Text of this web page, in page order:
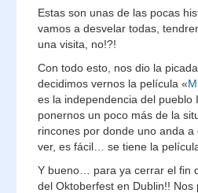
Estas son unas de las pocas
vamos a desvelar todas,
una visita, no!?!
Con todo esto, nos dio la
decidimos vernos la película «
es la independencia del
ponernos un poco más de la
rincones por donde uno anda
ver, es fácil… se tiene la
Y bueno… para ya cerrar el fin
del Oktoberfest en Dublin!!